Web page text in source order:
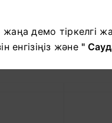
демо тіркелгі
енгізіңіз және "